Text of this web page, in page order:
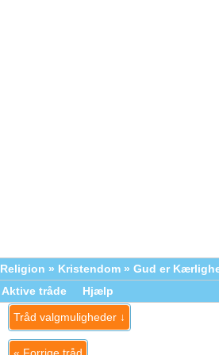
Religion » Kristendom » Gud er
Aktive tråde Hjælp
Tråd valgmuligheder ↓